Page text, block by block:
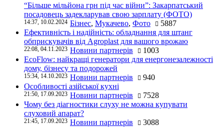
“Більше мільйона грн під час війни”: Закарпатський
посадовець задекларував свою зарплату (ФОТО)
14:37, 10.02.2024 Бізнес, Мукачево, Фото
5887
Ефективність і надійність: обладнання для штанг
обприскувачів від Agroplast для вашого врожаю
22:08, 04.11.2023 Новини партнерів
1003
EcoFlow: найкращі генератори для енергонезалежності
дому, бізнесу та подорожей
15:34, 14.10.2023 Новини партнерів
940
Особливості азійської кухні
21:50, 17.09.2023 Новини партнерів
7528
Чому без діагностики слуху не можна купувати
слуховий апарат?
21:45, 17.09.2023 Новини партнерів 3088